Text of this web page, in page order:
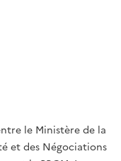
le Ministère de la
et des Négociations